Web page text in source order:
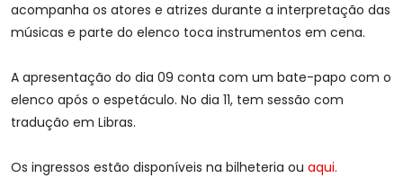
acompanha os atores e atrizes durante a interpretação das
músicas e parte do elenco toca instrumentos em cena.
A apresentação do dia 09 conta com um bate-papo com o
elenco após o espetáculo. No dia 11, tem sessão com
tradução em Libras.
Os ingressos estão disponíveis na bilheteria ou aqui.